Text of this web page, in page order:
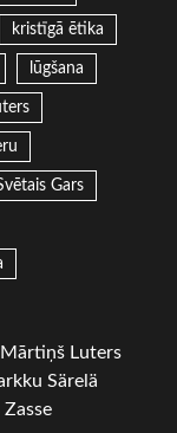
kristīgā ētika
lūgšana
Gars
Mārtiņš Luters
Särelä
Zasse